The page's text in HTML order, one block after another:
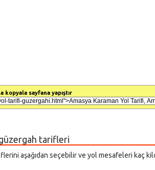
kopyala sayfana yapıştır
tarifleri
aşağıdan seçebilir ve yol mesafeleri kaç